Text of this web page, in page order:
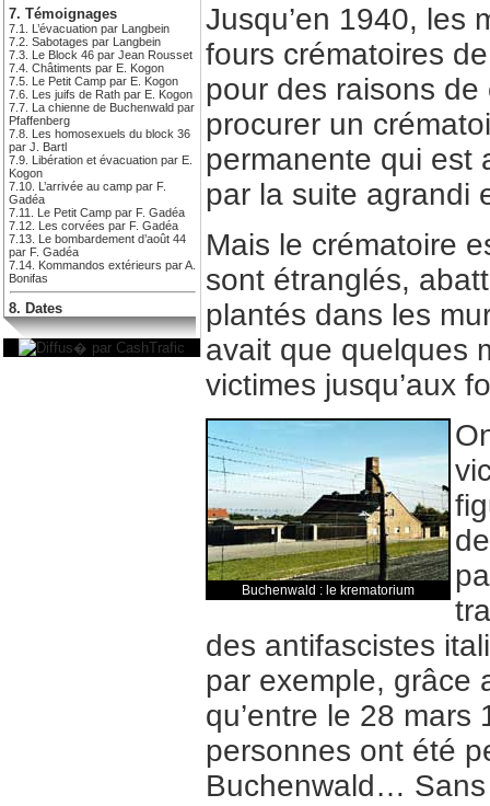
7. Témoignages
7.1. L’évacuation par Langbein
7.2. Sabotages par Langbein
7.3. Le Block 46 par Jean Rousset
7.4. Châtiments par E. Kogon
7.5. Le Petit Camp par E. Kogon
7.6. Les juifs de Rath par E. Kogon
7.7. La chienne de Buchenwald par
Pfaffenberg
7.8. Les homosexuels du block 36
par J. Bartl
7.9. Libération et évacuation par E.
Kogon
7.10. L’arrivée au camp par F.
Gadéa
7.11. Le Petit Camp par F. Gadéa
7.12. Les corvées par F. Gadéa
7.13. Le bombardement d’août 44
par F. Gadéa
7.14. Kommandos extérieurs par A.
Bonifas
8. Dates
Jusqu’en 1940, les
fours crématoires
pour des raisons
procurer un
permanente qui est
par la suite agrandi
Mais le crématoire
sont étranglés,
plantés dans les
avait que quelques
victimes jusqu’aux
Buchenwald : le krematorium
des antifascistes
par exemple, grâce
qu’entre le 28
personnes ont été
Buchenwald… Sans